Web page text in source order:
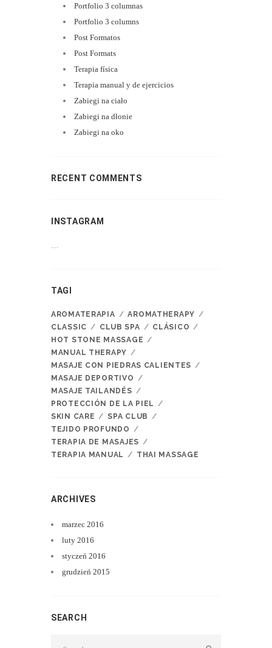
Portfolio 3 columnas
Portfolio 3 columns
Post Formatos
Post Formats
Terapia física
Terapia manual y de ejercicios
Zabiegi na ciało
Zabiegi na dłonie
Zabiegi na oko
RECENT COMMENTS
INSTAGRAM
…
TAGI
AROMATERAPIA
AROMATHERAPY
CLASSIC
CLUB SPA
CLÁSICO
HOT STONE MASSAGE
MANUAL THERAPY
MASAJE CON PIEDRAS CALIENTES
MASAJE DEPORTIVO
MASAJE TAILANDÉS
PROTECCIÓN DE LA PIEL
SKIN CARE
SPA CLUB
TEJIDO PROFUNDO
TERAPIA DE MASAJES
TERAPIA MANUAL
THAI MASSAGE
ARCHIVES
marzec 2016
luty 2016
styczeń 2016
grudzień 2015
SEARCH